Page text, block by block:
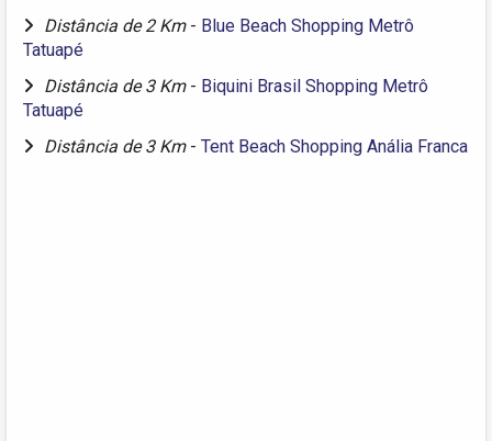
Distância de 2 Km - Blue Beach Shopping Metrô
Tatuapé
Distância de 3 Km - Biquini Brasil Shopping Metrô
Tatuapé
Distância de 3 Km - Tent Beach Shopping Anália Franca